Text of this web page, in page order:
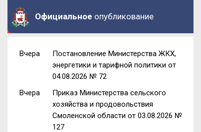
Официальное опубликование
Вчера
Постановление Министерства ЖКХ,
энергетики и тарифной политики от
04.08.2026 № 72
Вчера
Приказ Министерства сельского
хозяйства и продовольствия
Смоленской области от 03.08.2026 №
127